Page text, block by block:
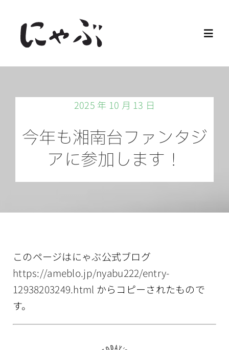
content
譲渡会
ご支援
2025 年 10 月 13 日
今年も湘南台ファンタジ
アに参加します！
このページはにゃぶ公式ブログ
https://ameblo.jp/nyabu222/entry-
12938203249.html からコピーされたもので
す。